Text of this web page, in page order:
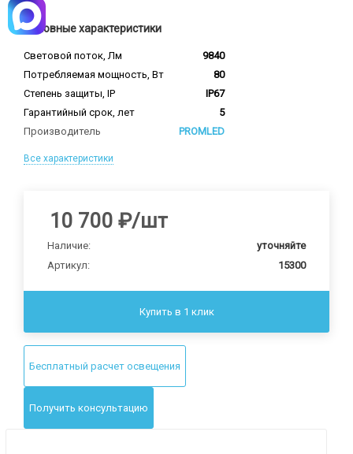
Основные характеристики
Световой поток, Лм
9840
Потребляемая мощность, Вт
80
Степень защиты, IP
IP67
Гарантийный срок, лет
5
Производитель
PROMLED
Все характеристики
10 700 ₽/шт
Наличие:
уточняйте
Артикул:
15300
Купить в 1 клик
Бесплатный расчет освещения
Получить консультацию